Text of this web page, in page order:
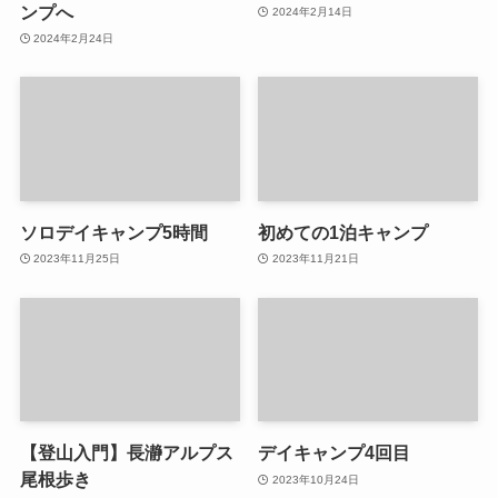
ンプへ
2024年2月24日
2024年2月14日
ソロデイキャンプ5時間
2023年11月25日
初めての1泊キャンプ
2023年11月21日
【登山入門】長瀞アルプス
尾根歩き
デイキャンプ4回目
2023年10月24日